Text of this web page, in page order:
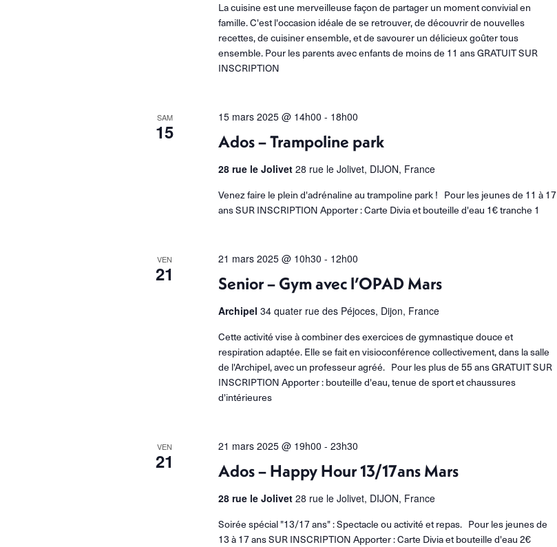
La cuisine est une merveilleuse façon de partager un moment convivial en
famille. C'est l'occasion idéale de se retrouver, de découvrir de nouvelles
recettes, de cuisiner ensemble, et de savourer un délicieux goûter tous
ensemble. Pour les parents avec enfants de moins de 11 ans GRATUIT SUR
INSCRIPTION
SAM
15 Ados – Trampoline park
15 mars 2025 @ 14h00 - 18h00
28 rue le Jolivet28 rue le Jolivet, DIJON, France
Venez faire le plein d'adrénaline au trampoline park ! Pour les jeunes de 11 à 17
ans SUR INSCRIPTION Apporter : Carte Divia et bouteille d'eau 1€ tranche 1
VEN
21 Senior – Gym avec l’OPAD Mars
21 mars 2025 @ 10h30 - 12h00
Archipel34 quater rue des Péjoces, Dijon, France
Cette activité vise à combiner des exercices de gymnastique douce et
respiration adaptée. Elle se fait en visioconférence collectivement, dans la salle
de l'Archipel, avec un professeur agréé. Pour les plus de 55 ans GRATUIT SUR
INSCRIPTION Apporter : bouteille d'eau, tenue de sport et chaussures
d'intérieures
VEN
21 Ados – Happy Hour 13/17ans Mars
21 mars 2025 @ 19h00 -23h30
28 rue le Jolivet28 rue le Jolivet, DIJON, France
Soirée spécial "13/17 ans" : Spectacle ou activité et repas. Pour les jeunes de
13 à 17 ans SUR INSCRIPTION Apporter : Carte Divia et bouteille d'eau 2€